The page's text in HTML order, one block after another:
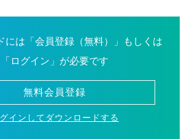
には「会員登録（無料）」もしくは
「ログイン」が必要です
無料会員登録
インしてダウンロードする